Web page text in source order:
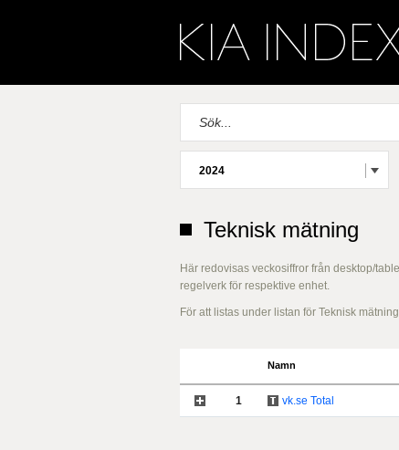
2024
Teknisk mätning
Här redovisas veckosiffror från desktop/
regelverk för respektive enhet.
För att listas under listan för Teknisk
Namn
1 vk.se Total